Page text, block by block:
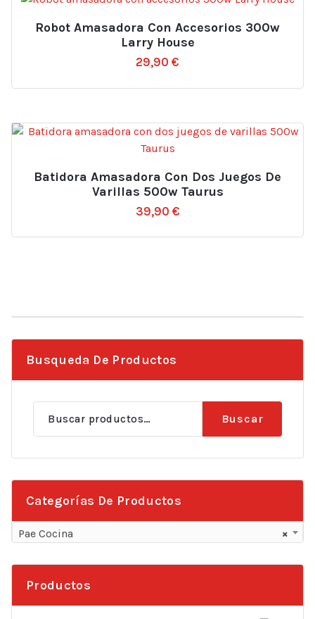
Robot Amasadora Con Accesorios 300w
Larry House
29,90 €
Batidora Amasadora Con Dos Juegos De
Varillas 500w Taurus
39,90 €
Busqueda De Productos
Buscar
Buscar
Categorías De Productos
×
Pae Cocina
Productos